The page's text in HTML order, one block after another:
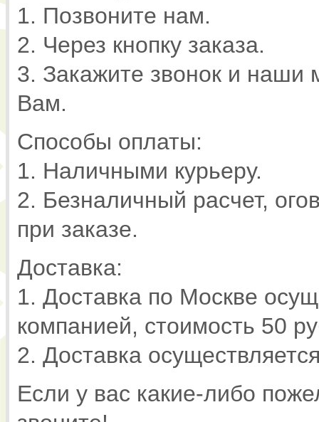
1. Позвоните нам.
2. Через кнопку заказа.
3. Закажите звонок и наши
Вам.
Способы оплаты:
1. Наличными курьеру.
2. Безналичный расчет,
при заказе.
Доставка:
1. Доставка по Москве
компанией, стоимость 50
2. Доставка
Если у вас какие-либо